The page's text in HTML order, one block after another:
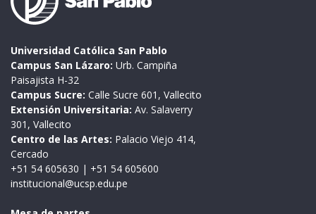
Universidad Católica San Pablo
Campus San Lázaro: Urb. Campiña
Paisajista H-32
Campus Sucre: Calle Sucre 601, Vallecito
Extensión Universitaria: Av. Salaverry
301, Vallecito
Centro de las Artes: Palacio Viejo 414,
Cercado
+51 54 605630 | +51 54 605600
institucional@ucsp.edu.pe